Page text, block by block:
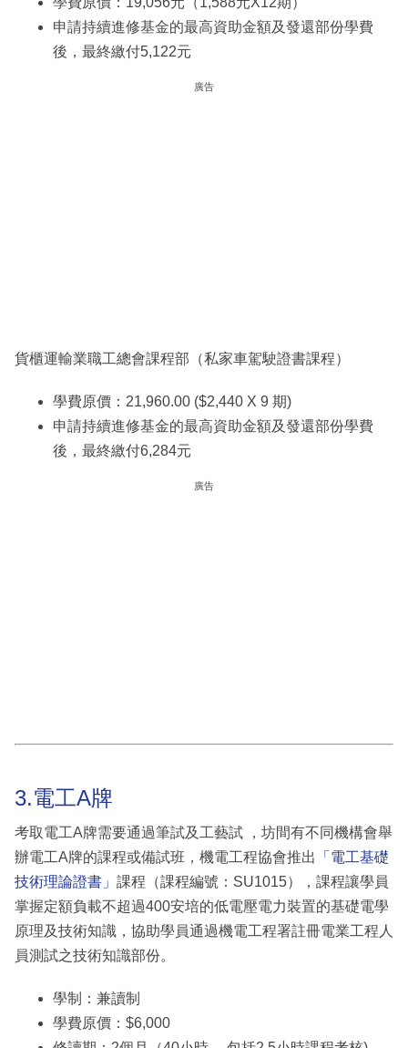
申請持續進修基金的最高資助金額及發還部份學費
後，最終繳付5,122元
廣告
貨櫃運輸業職工總會課程部（私家車駕駛證書課程）
學費原價：21,960.00 ($2,440 X 9 期)
申請持續進修基金的最高資助金額及發還部份學費
後，最終繳付6,284元
廣告
3.電工A牌
考取電工A牌需要通過筆試及工藝試 ，坊間有不同機構會舉
辦電工A牌的課程或備試班，機電工程協會推出
「電工基礎
技術理論證書」 課程（課程編號：SU1015），課程讓學員
掌握定額負載不超過400安培的低電壓電力裝置的基礎電學
原理及技術知識，協助學員通過機電工程署註冊電業工程人
員測試之技術知識部份。
學制：兼讀制
學費原價：$6,000